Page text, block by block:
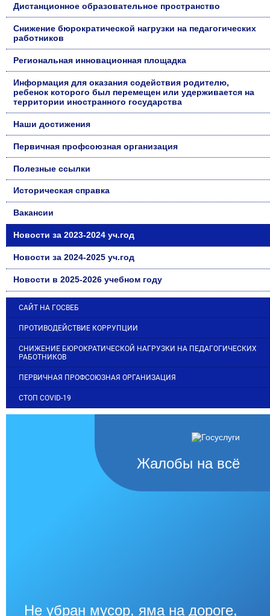
Дистанционное образовательное пространство
Снижение бюрократической нагрузки на педагогических
работников
Региональная инновационная площадка
Информация для оказания содействия родителю,
ребенок которого был перемещен или удерживается на
территории иностранного государства
Наши достижения
Первичная профсоюзная организация
Полезные ссылки
Историческая справка
Вакансии
Новости за 2023-2024 уч.год
Новости за 2024-2025 уч.год
Новости в 2025-2026 учебном году
САЙТ НА ГОСВЕБ
ПРОТИВОДЕЙСТВИЕ КОРРУПЦИИ
СНИЖЕНИЕ БЮРОКРАТИЧЕСКОЙ НАГРУЗКИ НА ПЕДАГОГИЧЕСКИХ
РАБОТНИКОВ
ПЕРВИЧНАЯ ПРОФСОЮЗНАЯ ОРГАНИЗАЦИЯ
СТОП COVID-19
Жалобы на всё
Не убран мусор, яма на дороге,